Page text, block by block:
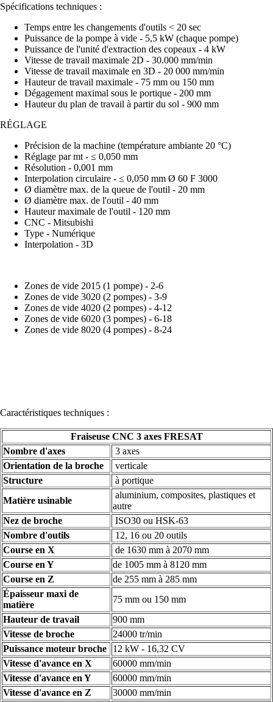
Spécifications techniques :
Temps entre les changements d'outils < 20 sec
Puissance de la pompe à vide - 5,5 kW (chaque pompe)
Puissance de l'unité d'extraction des copeaux - 4 kW
Vitesse de travail maximale 2D - 30.000 mm/min
Vitesse de travail maximale en 3D - 20 000 mm/min
Hauteur de travail maximale - 75 mm ou 150 mm
Dégagement maximal sous le portique - 200 mm
Hauteur du plan de travail à partir du sol - 900 mm
RÉGLAGE
Précision de la machine (température ambiante 20 °C)
Réglage par mt - ≤ 0,050 mm
Résolution - 0,001 mm
Interpolation circulaire - ≤ 0,050 mm Ø 60 F 3000
Ø diamètre max. de la queue de l'outil - 20 mm
Ø diamètre max. de l'outil - 40 mm
Hauteur maximale de l'outil - 120 mm
CNC - Mitsubishi
Type - Numérique
Interpolation - 3D
Zones de vide 2015 (1 pompe) - 2-6
Zones de vide 3020 (2 pompes) - 3-9
Zones de vide 4020 (2 pompes) - 4-12
Zones de vide 6020 (3 pompes) - 6-18
Zones de vide 8020 (4 pompes) - 8-24
Caractéristiques techniques :
Fraiseuse CNC 3 axes FRESAT
Nombre d'axes
3 axes
Orientation de la broche
verticale
Structure
à portique
Matière usinable
aluminium, composites, plastiques et
autre
Nez de broche
ISO30 ou HSK-63
Nombre d'outils
12, 16 ou 20 outils
Course en X
de 1630 mm à 2070 mm
Course en Y
de 1005 mm à 8120 mm
Course en Z
de 255 mm à 285 mm
Épaisseur maxi de
matière
75 mm ou 150 mm
Hauteur de travail
900 mm
Vitesse de broche
24000 tr/min
Puissance moteur broche
12 kW - 16,32 CV
Vitesse d'avance en X
60000 mm/min
Vitesse d'avance en Y
60000 mm/min
Vitesse d'avance en Z
30000 mm/min